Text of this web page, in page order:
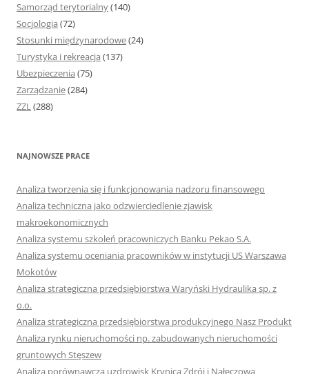
Samorząd terytorialny(140)
Socjologia (72)
Stosunki międzynarodowe(24)
Turystyka i rekreacja (137)
Ubezpieczenia (75)
Zarządzanie(284)
ZZL(288)
NAJNOWSZE PRACE
Analiza tworzenia się i funkcjonowania nadzoru finansowego
Analiza techniczna jako odzwierciedlenie zjawisk
makroekonomicznych
Analiza systemu szkoleń pracowniczych Banku Pekao S.A.
Analiza systemu oceniania pracowników w instytucji US Warszawa
Mokotów
Analiza strategiczna przedsiębiorstwa Waryński Hydraulika sp. z
o.o.
Analiza strategiczna przedsiębiorstwa produkcyjnego Nasz Produkt
Analiza rynku nieruchomości np. zabudowanych nieruchomości
gruntowych Stęszew
Analiza porównawcza uzdrowisk Krynica Zdrój i Nałęczowa